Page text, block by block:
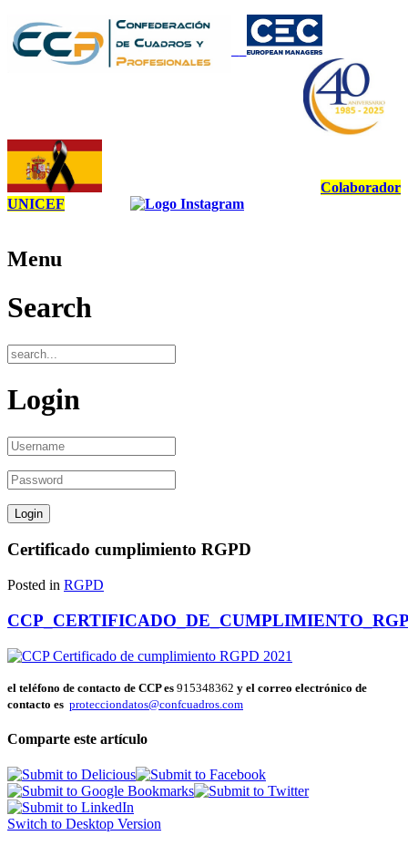
Colaborador
UNICEF
Menu
Search
Login
Certificado cumplimiento RGPD
Posted in RGPD
el teléfono de contacto de CCP es 915348362 y el correo electrónico de
contacto es protecciondatos@confcuadros.com
Comparte este artículo
Switch to Desktop Version